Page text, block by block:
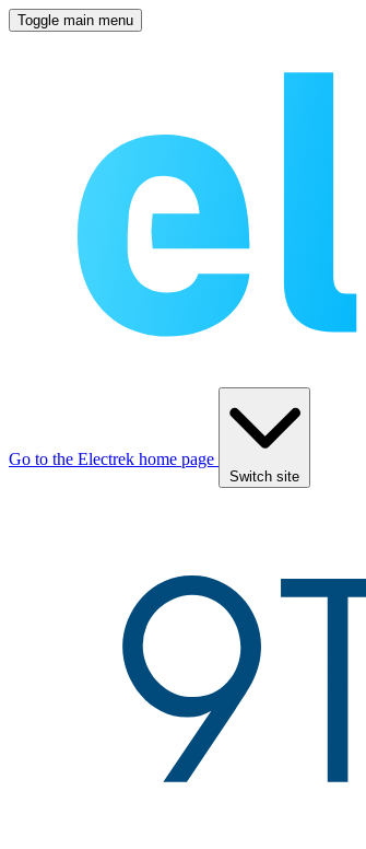
Toggle main menu
Go to the Electrek home page
Switch site